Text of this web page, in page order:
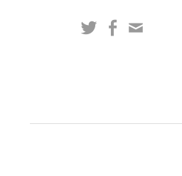
ス
TwitterFacebook